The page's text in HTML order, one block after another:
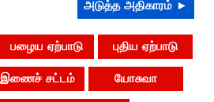
அடுத்த அதிகாரம் ►
பழைய ஏற்பாடு புதிய ஏற்பாடு
இணைச் சட்டம் யோசுவா